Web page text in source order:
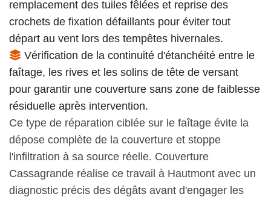
remplacement des tuiles fêlées et reprise des
crochets de fixation défaillants pour éviter tout
départ au vent lors des tempêtes hivernales.
Vérification de la continuité d'étanchéité entre le
faîtage, les rives et les solins de tête de versant
pour garantir une couverture sans zone de faiblesse
résiduelle après intervention.
Ce type de réparation ciblée sur le faîtage évite la
dépose complète de la couverture et stoppe
l'infiltration à sa source réelle. Couverture
Cassagrande réalise ce travail à Hautmont avec un
diagnostic précis des dégâts avant d'engager les